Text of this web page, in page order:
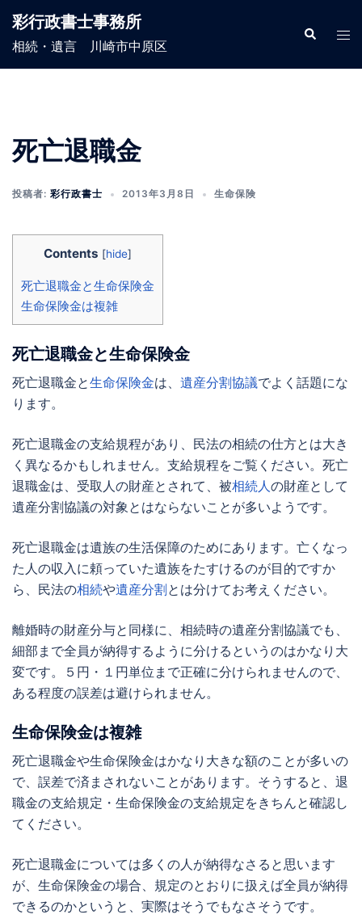
ン
彩行政書士事務所
相続・遺言 川崎市中原区
検
索
ト
死亡退職金
投稿者: 彩行政書士 2013年3月8日 生命保険
Contents [hide]
死亡退職金と生命保険金
生命保険金は複雑
死亡退職金と生命保険金
死亡退職金と生命保険金は、 遺産分割協議でよく話題にな
ります。
死亡退職金の支給規程があり、民法の相続の仕方とは大き
く異なるかもしれません。支給規程をご覧ください。死亡
退職金は、受取人の財産とされて、被相続人の財産として
遺産分割協議の対象とはならないことが多いようです。
死亡退職金は遺族の生活保障のためにあります。亡くなっ
た人の収入に頼っていた遺族をたすけるのが目的ですか
ら、民法の相続や遺産分割とは分けてお考えください。
離婚時の財産分与と同様に、相続時の遺産分割協議でも、
細部まで全員が納得するように分けるというのはかなり大
変です。５円・１円単位まで正確に分けられませんので、
ある程度の誤差は避けられません。
生命保険金は複雑
死亡退職金や生命保険金はかなり大きな額のことが多いの
で、誤差で済まされないことがあります。そうすると、退
職金の支給規定・生命保険金の支給規定をきちんと確認し
てください。
死亡退職金については多くの人が納得なさると思います
が、生命保険金の場合、規定のとおりに扱えば全員が納得
できるのかというと、実際はそうでもなさそうです。